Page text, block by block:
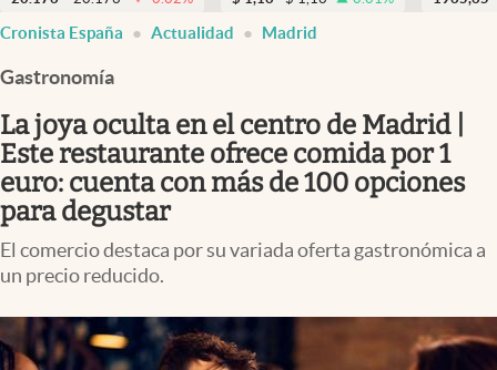
España
FINANZAS
EURO
Cronista España Actualidad Madrid
Gastronomía
La joya oculta en el centro de Madrid |
Este restaurante ofrece comida por 1
euro: cuenta con más de 100 opciones
para degustar
El comercio destaca por su variada oferta gastronómica a
un precio reducido.